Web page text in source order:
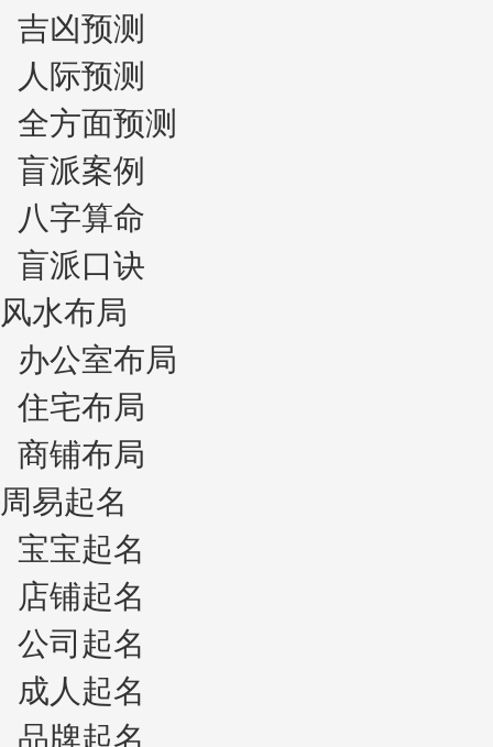
吉凶预测
人际预测
全方面预测
盲派案例
八字算命
盲派口诀
风水布局
办公室布局
住宅布局
商铺布局
周易起名
宝宝起名
店铺起名
公司起名
成人起名
品牌起名